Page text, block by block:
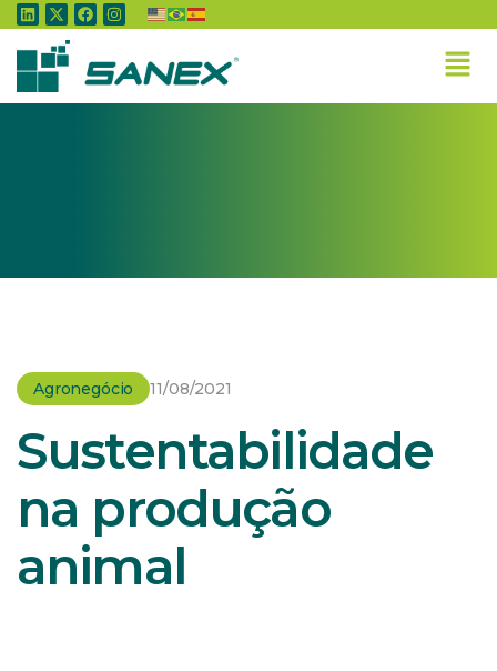
Home » Agronegócio
Sustentabilidade na produção animal
Agronegócio 11/08/2021
Sustentabilidade
na produção
animal